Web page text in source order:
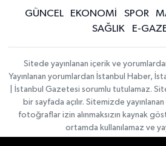
GÜNCEL EKONOMİ SPOR
SAĞLIK
E-
Sitede yayınlanan içerik ve
Yayınlanan yorumlardan İstanbul Haber,
| İstanbul Gazetesi sorumlu tutulamaz.
bir sayfada açılır. Sitemizde
fotoğraflar izin alınmaksızın kaynak
ortamda kullanılamaz ve